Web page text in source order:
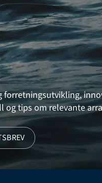
forretningsutvikling,
og tips om relevante